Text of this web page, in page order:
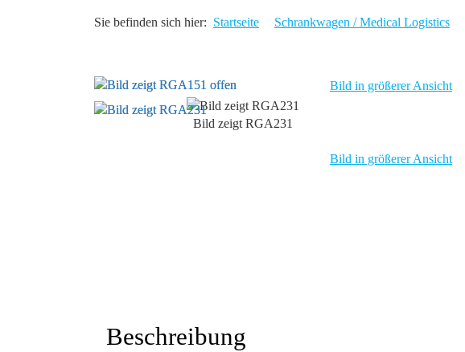
Sie befinden sich hier: Startseite Schrankwagen / Medical Logistics
Bild in größerer Ansicht
Bild zeigt RGA231
Bild in größerer Ansicht
Beschreibung